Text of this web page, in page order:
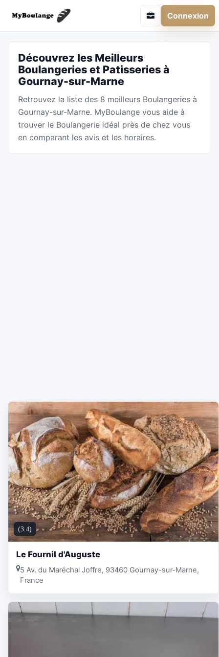
Connexion
Découvrez les Meilleurs
Boulangeries et Patisseries à
Gournay-sur-Marne
Retrouvez la liste des 8 meilleurs Boulangeries à
Gournay-sur-Marne. MyBoulange vous aide à
trouver le Boulangerie idéal près de chez vous
en comparant les avis et les horaires.
(3.4)
Le Fournil d'Auguste
5 Av. du Maréchal Joffre, 93460 Gournay-sur-Marne,
France